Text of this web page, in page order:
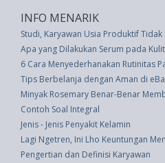
INFO MENARIK
Studi, Karyawan Usia Produktif Tidak
Apa yang Dilakukan Serum pada Kulit
6 Cara Menyederhanakan Rutinitas
Tips Berbelanja dengan Aman di
Minyak Rosemary Benar-Benar
Contoh Soal Integral
Jenis - Jenis Penyakit Kelamin
Lagi Ngetren, Ini Lho Keuntungan
Pengertian dan Definisi Karyawan